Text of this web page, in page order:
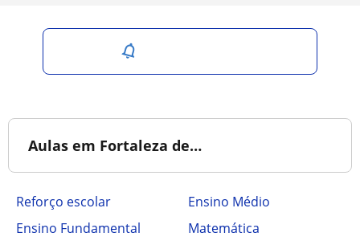
Aulas em Fortaleza de…
Reforço escolar
Ensino Médio
Ensino Fundamental
Matemática